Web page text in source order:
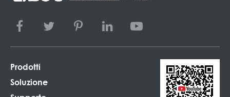
Prodotti
Soluzione